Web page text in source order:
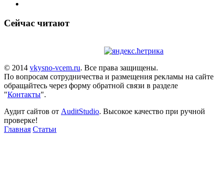
Сейчас читают
© 2014 vkysno-vcem.ru. Все права защищены.
По вопросам сотрудничества и размещения рекламы на сайте
обращайтесь через форму обратной связи в разделе
"Контакты".
Аудит сайтов от AuditStudio. Высокое качество при ручной
проверке!
Главная Статьи